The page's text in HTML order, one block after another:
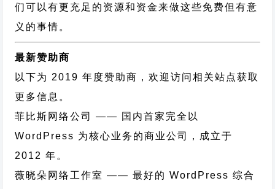
们可以有更充足的资源和资金来做这些免费但有意
义的事情。
最新赞助商
以下为 2019 年度赞助商，欢迎访问相关站点获取
更多信息。
菲比斯网络公司
—— 国内首家完全以
WordPress 为核心业务的商业公司，成立于
2012 年。
薇晓朵网络工作室 —— 最好的 WordPress 综合